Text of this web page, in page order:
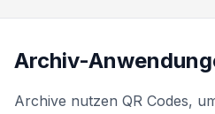
Archiv-
Archive nutzen QR Codes,